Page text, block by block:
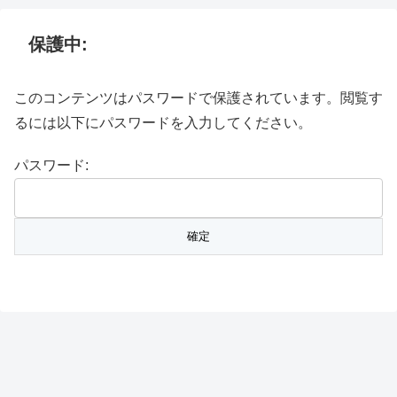
保護中:
このコンテンツはパスワードで保護されています。閲覧す
るには以下にパスワードを入力してください。
パスワード: